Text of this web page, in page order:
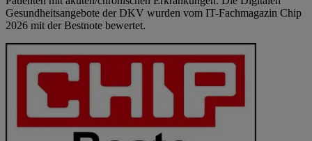
Gesundheitsangebote der DKV wurden vom IT-Fachmagazin Chip
2026 mit der Bestnote bewertet.